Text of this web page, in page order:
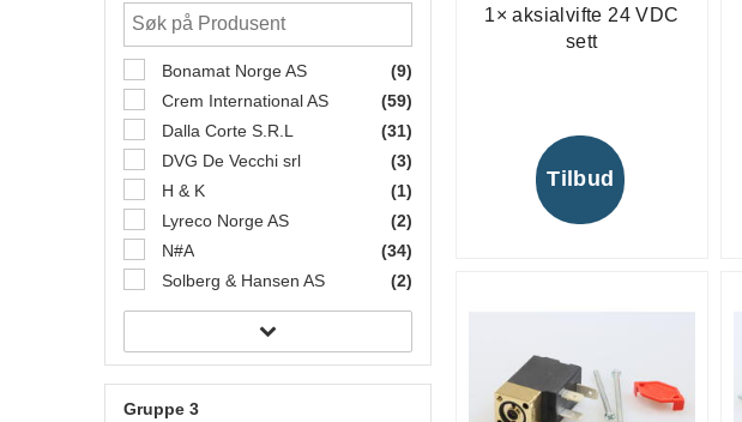
Bonamat Norge AS
(9)
Crem International AS
(59)
Dalla Corte S.R.L
(31)
DVG De Vecchi srl
(3)
H & K
(1)
Lyreco Norge AS
(2)
N#A
(34)
Solberg & Hansen AS
(2)
Gruppe 3
1× aksialvifte 24 VDC
sett
Tilbud